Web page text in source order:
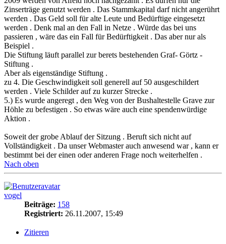
Zinserträge genutzt werden . Das Stammkapital darf nicht angerührt
werden . Das Geld soll für alte Leute und Bedürftige eingesetzt
werden . Denk mal an den Fall in Netze . Würde das bei uns
passieren , wäre das ein Fall für Bedürftigkeit . Das aber nur als
Beispiel .
Die Stiftung läuft parallel zur berets bestehenden Graf- Görtz -
Stiftung .
Aber als eigenständige Stiftung .
zu 4. Die Geschwindigkeit soll generell auf 50 ausgeschildert
werden . Viele Schilder auf zu kurzer Strecke .
5.) Es wurde angeregt , den Weg von der Bushaltestelle Grave zur
Höhle zu befestigen . So etwas wäre auch eine spendenwürdige
Aktion .
Soweit der grobe Ablauf der Sitzung . Beruft sich nicht auf
Vollständigkeit . Da unser Webmaster auch anwesend war , kann er
bestimmt bei der einen oder anderen Frage noch weiterhelfen .
Nach oben
vogel
Beiträge: 158
Registriert: 26.11.2007, 15:49
Zitieren